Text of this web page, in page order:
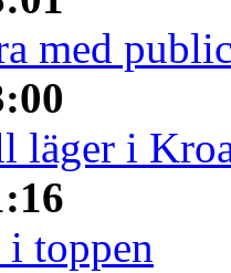
med
läger i
toppen